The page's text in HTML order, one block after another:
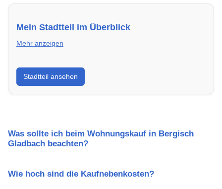
Mein Stadtteil im Überblick
Mehr anzeigen
Erfahre mehr über deinen Stadtteil in Bergisch
Gladbach: Lebensqualität, Verkehrsanbindung,
Schulen, Freizeitmöglichkeiten und Mietpreise.
Stadtteil ansehen
Was sollte ich beim Wohnungskauf in Bergisch
Gladbach beachten?
Wie hoch sind die Kaufnebenkosten?